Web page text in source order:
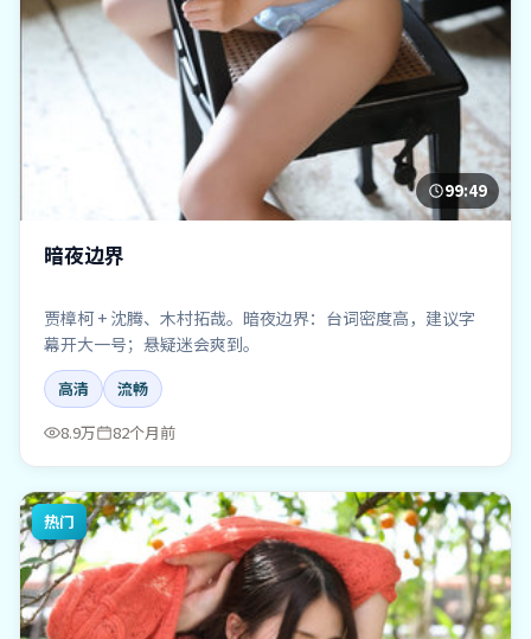
99:49
暗夜边界
贾樟柯 + 沈腾、木村拓哉。暗夜边界：台词密度高，建议字
幕开大一号；悬疑迷会爽到。
高清
流畅
8.9万
82个月前
热门